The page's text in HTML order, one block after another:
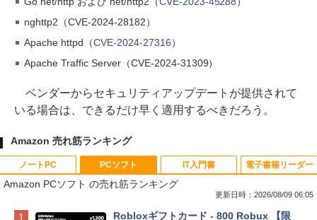
nghttp2（CVE-2024-28182）
Apache httpd（CVE-2024-27316）
Apache Traffic Server（CVE-2024-31309）
ベンダーからセキュリティアップデートが提供されて
いる場合は、できるだけ早く適用するべきだろう。
Amazon 売れ筋ランキング
ノートPC
Apple 2026 MacBook Neo A18 Proチッ
PCソフト
Amazon PCソフト の売れ筋ランキング
更新日時：2026/08/09 06:05
Robloxギフトカード - 800 Robux 【限
IT入門書 電子書籍リーダー